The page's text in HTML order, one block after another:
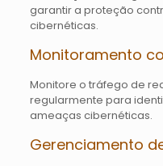
garantir a proteção
cibernéticas.
Monitoramento
Monitore o tráfego de
regularmente para
ameaças cibernéticas.
Gerenciamento